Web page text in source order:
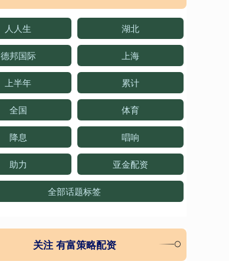
人人生 湖北
德邦国际 上海
上半年 累计
全国 体育
降息 唱响
助力 亚金配资
全部话题标签
关注 有富策略配资